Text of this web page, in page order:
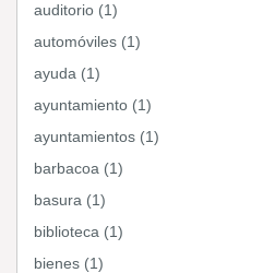
auditorio (1)
automóviles (1)
ayuda (1)
ayuntamiento (1)
ayuntamientos (1)
barbacoa (1)
basura (1)
biblioteca (1)
bienes (1)